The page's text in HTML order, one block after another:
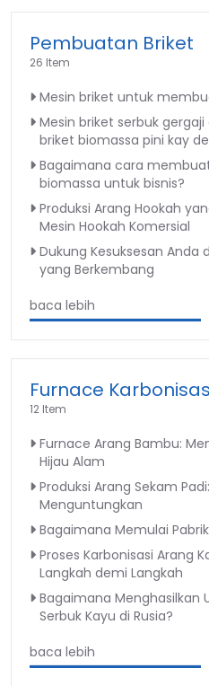
Pembuatan Briket
26 Item
Mesin briket untuk
Mesin briket serbuk
briket biomassa pini kay
Bagaimana cara
biomassa untuk bisnis?
Produksi Arang Hookah
Mesin Hookah Komersial
Dukung Kesuksesan Anda
yang Berkembang
baca lebih
Furnace
12 Item
Furnace Arang Bambu:
Hijau Alam
Produksi Arang Sekam
Menguntungkan
Bagaimana Memulai
Proses Karbonisasi Arang
Langkah demi Langkah
Bagaimana Menghasilkan
Serbuk Kayu di Rusia?
baca lebih